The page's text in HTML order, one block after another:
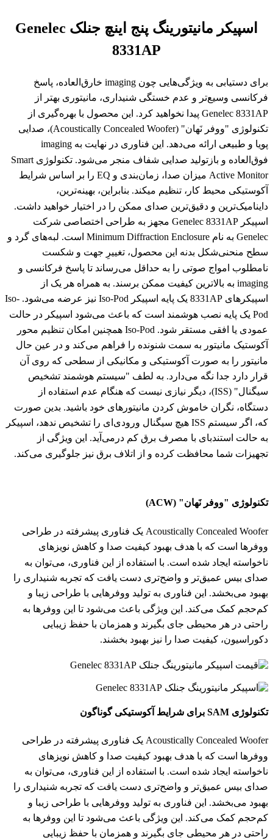
اسپیکر مانیتورینگ پنج اینچ جنلک Genelec
8331AP
برای دستیابی به ویژگی‌هایی چون imaging خارق‌العاده، پاسخ
فرکانسی وسیع‌تر و عدم خستگی شنیداری، مانیتوری بهتر از
Genelec 8331AP پیدا نخواهید کرد. این محصول با بهره‌گیری از
تکنولوژی "ووفر نَهان" (Acoustically Concealed Woofer)، صدایی
پویا و طبیعی ارائه می‌دهد. این فناوری در نهایت به imaging
فوق‌العاده و بازتولید صدایی شفاف منجر می‌شود. تکنولوژی Smart
Active Monitor میزان صدا، زمان‌بندی و EQ را بر اساس شرایط
آکوستیکی محیط کار، تنظیم ‌میکند. بنابراین، بهینه‌ترین،
داینامیک‌ترین و دقیق‌ترین صدای ممکن را در اختیار خواهید داشت.
اسپیکر Genelec 8331AP مجهز به طراحی اختصاصی شرکت
Genelec به نام Minimum Diffraction Enclosure است. لبه‌های گرد و
سطح منحنی‌شکل بدنه این محصول، تغییرِ جهت و شکست
نامطلوب امواج صوتی را به حداقل می‌رساند تا پاسخ فرکانسی و
imaging به بالاترین کیفیت ممکن برسند. به همراه هر یک از
اسپیکرهای 8331AP یک پایه اسپیکر Iso-Pod نیز عرضه می‌شود. Iso-
Pod یک پایه نصب هوشمند است که باعث می‌شود اسپیکر در حالت
عمودی یا افقی مستقر شود. Iso-Pod همچنین امکان تنظیم محور
آکوستیک مانیتور به سمت شنونده را فراهم می‌کند و در عین حال
مانیتور را به‌ صورت آکوستیکی و مکانیکی از سطحی که روی آن
قرار دارد جدا نگه می‌دارد. به لطف "سیستم هوشمند تشخیص
سیگنال" (ISS)، دیگر نیازی نیست که هنگام عدم استفاده از
دستگاه، نگران خاموش کردن مانیتورهای خود باشید. بدین صورت
که، اگر سیستم ISS هیچ سیگنال ورودی‌ای را تشخیص ندهد، اسپیکر
به حالت استند‌بای با مصرف برق کم درمی‌آید. این ویژگی از
تجهیزات شما محافظت کرده و از اتلاف برق نیز جلوگیری می‌کند.
تکنولوژی "ووفر نَهان" (ACW)
Acoustically Concealed Woofer یک فناوری پیشرفته در طراحی
ووفرها است که با هدف بهبود کیفیت صدا و کاهش نویزهای
ناخواسته ایجاد شده است. با استفاده از این فناوری، می‌توان به
صدای بیس عمیق‌تر و واضح‌تری دست یافت که تجربه شنیداری را
بهبود می‌بخشد. این فناوری به تولید ووفرهایی با طراحی زیبا و
کم‌حجم کمک می‌کند. این ویژگی باعث می‌شود تا این ووفرها به
راحتی در هر محیطی جای بگیرند و همزمان با حفظ زیبایی
دکوراسیون، کیفیت صدا را نیز بهبود بخشند.
تکنولوژی SAM برای شرایط آکوستیکی گوناگون
Acoustically Concealed Woofer یک فناوری پیشرفته در طراحی
ووفرها است که با هدف بهبود کیفیت صدا و کاهش نویزهای
ناخواسته ایجاد شده است. با استفاده از این فناوری، می‌توان به
صدای بیس عمیق‌تر و واضح‌تری دست یافت که تجربه شنیداری را
بهبود می‌بخشد. این فناوری به تولید ووفرهایی با طراحی زیبا و
کم‌حجم کمک می‌کند. این ویژگی باعث می‌شود تا این ووفرها به
راحتی در هر محیطی جای بگیرند و همزمان با حفظ زیبایی